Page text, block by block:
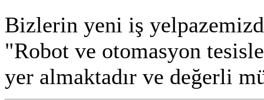
Bizlerin yeni iş
"Robot ve otomasyon
yer almaktadır ve değerli